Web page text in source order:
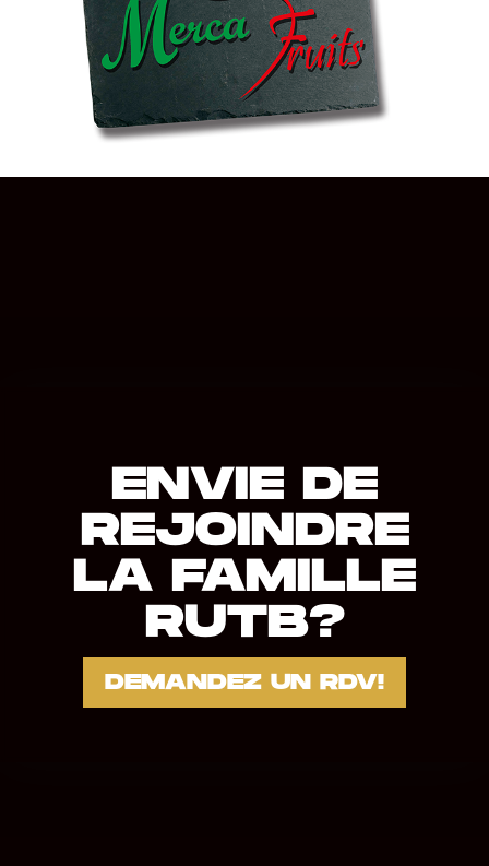
ENVIE DE
REJOINDRE
LA FAMILLE
RUTB?
DEMANDEZ UN RDV!